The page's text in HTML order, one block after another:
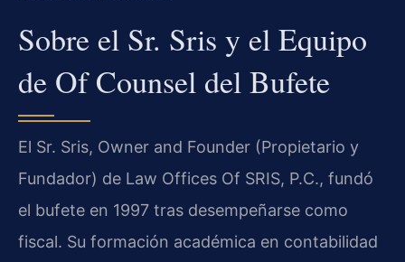
Sobre el Sr. Sris y el Equipo
de Of Counsel del Bufete
El Sr. Sris, Owner and Founder (Propietario y
Fundador) de Law Offices Of SRIS, P.C., fundó
el bufete en 1997 tras desempeñarse como
fiscal. Su formación académica en contabilidad